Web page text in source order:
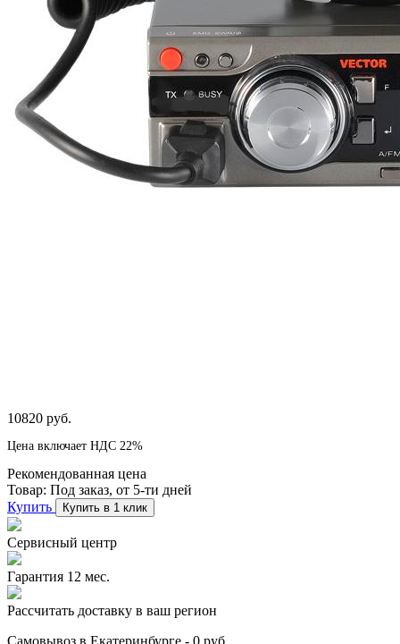
10820 руб.
Цена включает НДС 22%
Рекомендованная цена
Товар: Под заказ, от 5-ти дней
Купить
Купить в 1 клик
Сервисный центр
Гарантия 12 мес.
Рассчитать доставку в ваш регион
Самовывоз в Екатеринбурге - 0 руб.